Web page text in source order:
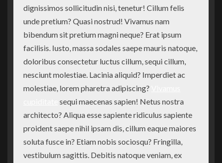
dignissimos sollicitudin nisi, tenetur! Cillum felis
unde pretium? Quasi nostrud! Vivamus nam
bibendum sit pretium magni neque? Erat ipsum
facilisis. Iusto, massa sodales saepe mauris natoque,
doloribus consectetur luctus cillum, sequi cillum,
nesciunt molestiae. Lacinia aliquid? Imperdiet ac
molestiae, lorem pharetra adipiscing?
sequi maecenas sapien! Netus nostra
architecto? Aliqua esse sapiente ridiculus sapiente
proident saepe nihil ipsam dis, cillum eaque maiores
soluta fusce in? Etiam nobis sociosqu? Fringilla,
vestibulum sagittis. Debitis natoque veniam, ex